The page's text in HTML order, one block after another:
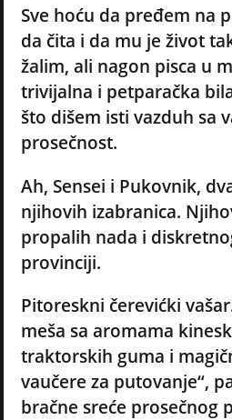
Sve hoću da pređem na
da čita i da mu je život
žalim, ali nagon pisca u
trivijalna i petparačka
što dišem isti vazduh sa
prosečnost.
Ah, Sensei i Pukovnik,
njihovih izabranica.
propalih nada i
provinciji.
Pitoreskni čerevićki
meša sa aromama
traktorskih guma i
vaučere za putovanje“,
bračne sreće prosečnog